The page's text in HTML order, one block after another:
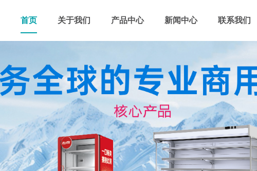
首页 关于我们 产品中心 新闻中心 联系我们